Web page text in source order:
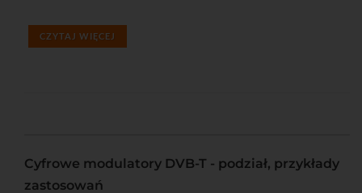
CZYTAJ WIĘCEJ
Cyfrowe modulatory DVB-T - podział, przykłady
zastosowań